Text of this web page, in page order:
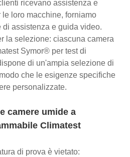
ricevano assistenza e
loro macchine, forniamo
assistenza e guida video.
la selezione: ciascuna camera
Symor® per test di
di un'ampia selezione di
che le esigenze specifiche
personalizzate.
camere umide a
Climatest
di prova è vietato: